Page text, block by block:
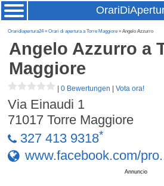
Oraridiapertura24»Orari di apertura a Torre Maggiore » Angelo Azzurro
Angelo Azzurro a
Maggiore
|0 Bewertungen |Vota ora!
Via Einaudi 1
71017 Torre Maggiore
327 413 9318*
www.facebook.com/
Annuncio